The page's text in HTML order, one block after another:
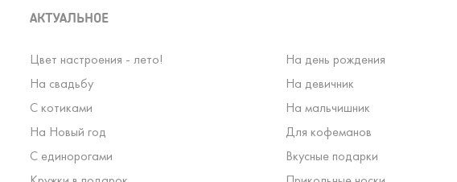
АКТУАЛЬНОЕ
Цвет настроения - лето!
На день рождения
На свадьбу
На девичник
С котиками
На мальчишник
На Новый год
Для кофеманов
С единорогами
Вкусные подарки